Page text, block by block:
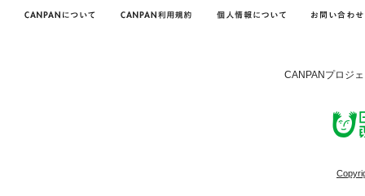
CANPANプロジ